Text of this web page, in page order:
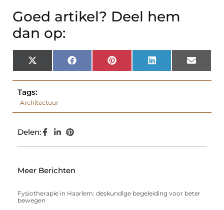
Goed artikel? Deel hem
dan op:
X
(Twitter)
Facebook Pinterest LinkedIn Email
Tags:
Architectuur
Delen:
Meer Berichten
Fysiotherapie in Haarlem: deskundige begeleiding voor beter
bewegen